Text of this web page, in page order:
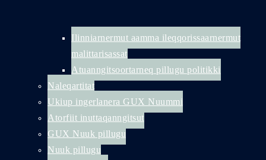
Ilinniarnermut aamma ileqqorissaarnermut
malittarisassat
Atuanngitsoortarneq pillugu politikki
Naleqartitat
Ukiup ingerlanera GUX Nuummi
Atorfiit inuttaqanngitsut
GUX Nuuk pillugu
Nuuk pillugu